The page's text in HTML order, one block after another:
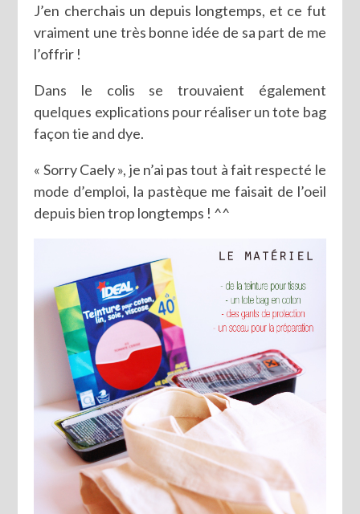
J’en cherchais un depuis longtemps, et ce fut
vraiment une très bonne idée de sa part de me
l’offrir !
Dans le colis se trouvaient également
quelques explications pour réaliser un tote bag
façon tie and dye.
« Sorry Caely », je n’ai pas tout à fait respecté le
mode d’emploi, la pastèque me faisait de l’oeil
depuis bien trop longtemps ! ^^